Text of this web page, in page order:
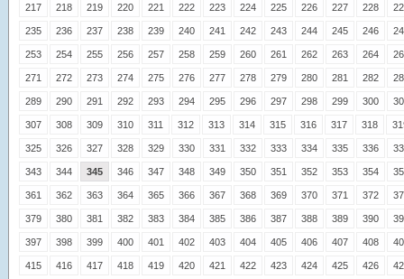
217 218 219 220 221 222 223 224 225 226 227 228
235 236 237 238 239 240 241 242 243 244 245 246
253 254 255 256 257 258 259 260 261 262 263 264
271 272 273 274 275 276 277 278 279 280 281 282
289 290 291 292 293 294 295 296 297 298 299 300
307 308 309 310 311 312 313 314 315 316 317 318
325 326 327 328 329 330 331 332 333 334 335 336
343 344 345 346 347 348 349 350 351 352 353 354
361 362 363 364 365 366 367 368 369 370 371 372
379 380 381 382 383 384 385 386 387 388 389 390
397 398 399 400 401 402 403 404 405 406 407 408
415 416 417 418 419 420 421 422 423 424 425 426